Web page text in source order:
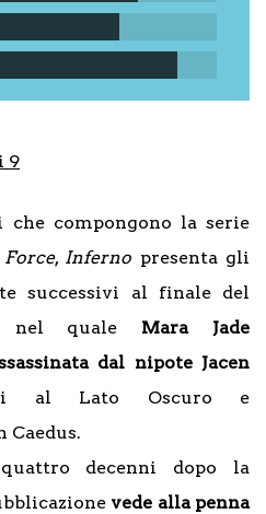
9
che compongono la serie
, Inferno presenta gli
successivi al finale del
nel quale Mara Jade
dal nipote Jacen
al Lato Oscuro e
Caedus.
decenni dopo la
vede alla penna